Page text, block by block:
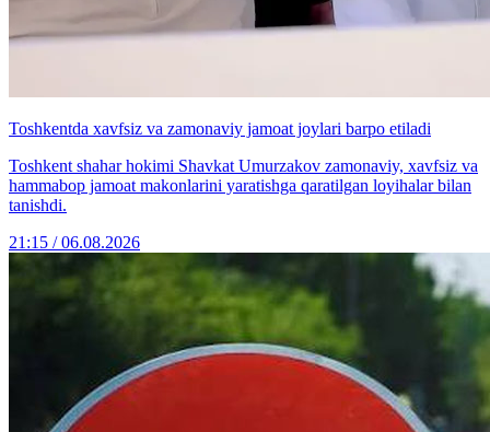
Toshkentda xavfsiz va zamonaviy jamoat joylari barpo etiladi
Toshkent shahar hokimi Shavkat Umurzakov zamonaviy, xavfsiz va
hammabop jamoat makonlarini yaratishga qaratilgan loyihalar bilan
tanishdi.
21:15 / 06.08.2026